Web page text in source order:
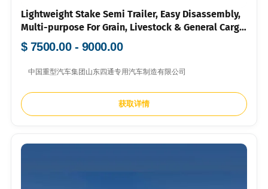
Lightweight Stake Semi Trailer, Easy Disassembly,
Multi-purpose For Grain, Livestock & General Cargo
Transport
$ 7500.00 - 9000.00
中国重型汽车集团山东四通专用汽车制造有限公司
获取详情